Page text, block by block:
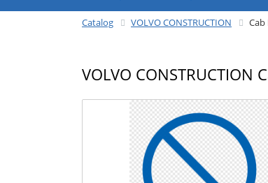
Catalog VOLVO CONSTRUCTION Cab
VOLVO